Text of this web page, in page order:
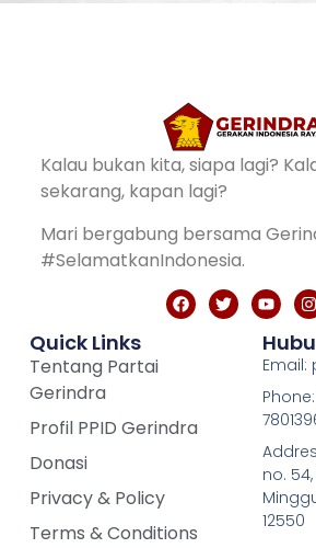
Kalau bukan kita, siapa lagi?
sekarang, kapan lagi?
Mari bergabung bersama
#SelamatkanIndonesia.
Quick Links
Tentang Partai
Gerindra
Profil PPID Gerindra
Donasi
Privacy & Policy
Terms & Conditions
Email:
no.
12550